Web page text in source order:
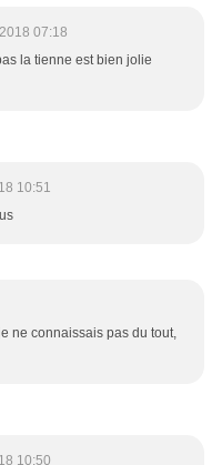
07:18
la tienne est bien jolie
10:51
ne connaissais pas du tout,
10:50